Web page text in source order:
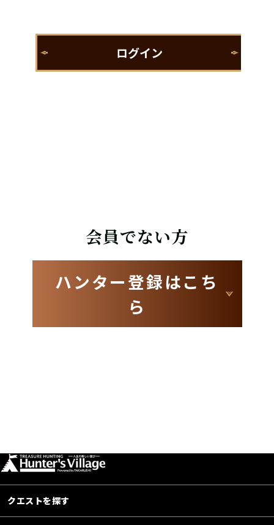
会員でない方
ハンター登録はこち
ら
クエストを探す